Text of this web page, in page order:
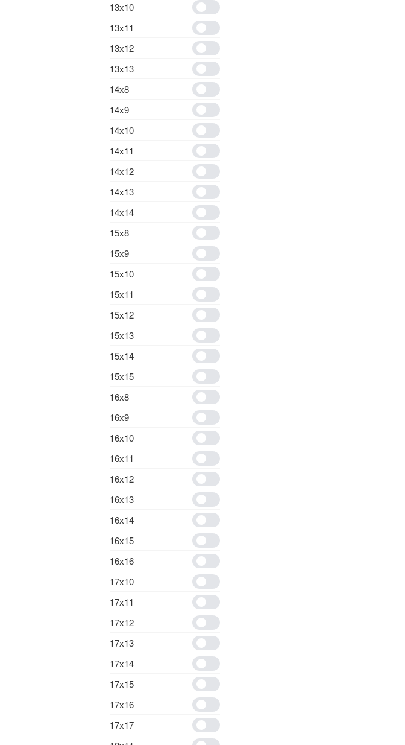
13х10
13х11
13х12
13х13
14х8
14х9
14х10
14х11
14х12
14х13
14х14
15х8
15х9
15х10
15х11
15х12
15х13
15х14
15х15
16х8
16х9
16х10
16х11
16х12
16х13
16х14
16х15
16х16
17х10
17х11
17х12
17х13
17х14
17х15
17х16
17х17